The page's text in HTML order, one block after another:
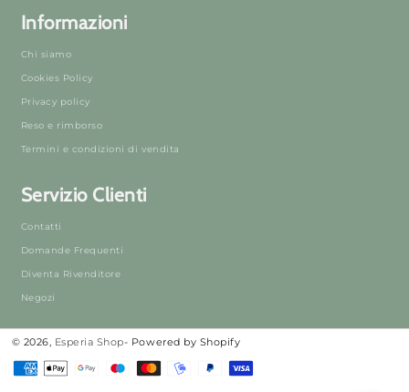
Informazioni
Chi siamo
Cookies Policy
Privacy policy
Reso e rimborso
Termini e condizioni di vendita
Servizio Clienti
Contatti
Domande Frequenti
Diventa Rivenditore
Negozi
© 2026, Esperia Shop- Powered by Shopify
Metodi